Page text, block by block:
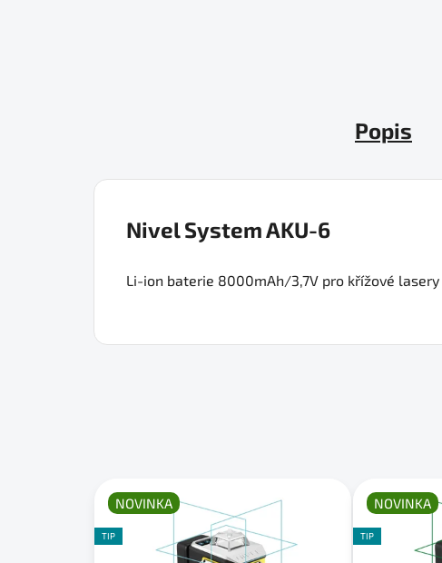
Popis
Nivel System AKU-6
Li-ion baterie 8000mAh/3,7V pro křížové
NOVINKA
TIP
NOVINKA
TIP